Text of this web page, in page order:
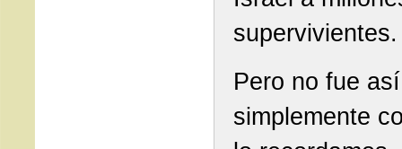
supervivientes.
Pero no fue
simplemente